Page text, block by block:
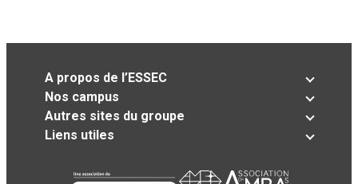
A propos de l’ESSEC
Nos campus
Autres sites du groupe
Liens utiles